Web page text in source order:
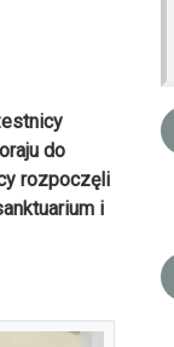
do
rozpoczęli
i